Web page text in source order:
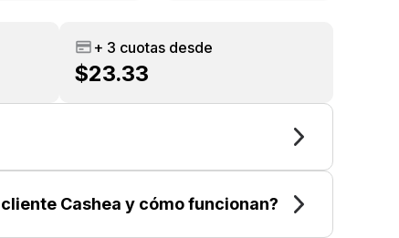
+ 3 cuotas desde
$23.33
Cashea y cómo funcionan?